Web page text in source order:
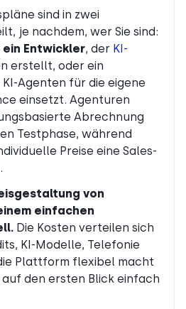
sind in zwei
je nachdem, wer Sie sind:
Entwickler, der KI-
erstellt, oder ein
KI-Agenten für die eigene
einsetzt. Agenturen
Abrechnung
Testphase, während
Preise eine Sales-
von
einfachen
Die Kosten verteilen sich
KI-Modelle, Telefonie
Plattform flexibel macht
den ersten Blick einfach